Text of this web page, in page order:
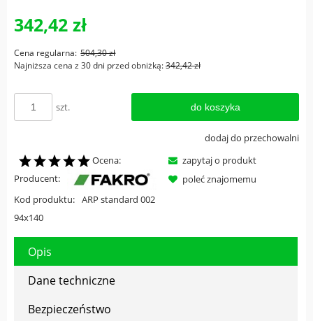
342,42 zł
Cena regularna: 504,30 zł
Najniższa cena z 30 dni przed obniżką:342,42 zł
szt. do koszyka
dodaj do przechowalni
Ocena:
Producent:
Kod produktu: ARP standard 002
94x140
zapytaj o produkt
poleć znajomemu
Opis
Dane techniczne
Bezpieczeństwo